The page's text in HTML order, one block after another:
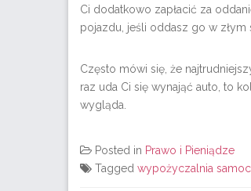
Ci dodatkowo zapłacić za
pojazdu, jeśli oddasz go w złym
Często mówi się, że
raz uda Ci się wynająć auto, to
wygląda.
Posted in Prawo i Pieniądze
Tagged wypożyczalnia